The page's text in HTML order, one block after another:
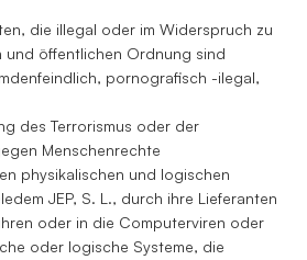
die illegal oder im Widerspruch zu
und öffentlichen Ordnung sind
pornografisch -ilegal,
des Terrorismus oder der
Menschenrechte
physikalischen und logischen
JEP, S. L., durch ihre Lieferanten
oder in die Computerviren oder
oder logische Systeme, die